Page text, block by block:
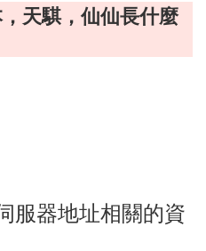
天騏，仙仙長什麼
服器地址相關的資